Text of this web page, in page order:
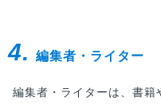
4. 編集者・ライター
編集者・ライターは、書